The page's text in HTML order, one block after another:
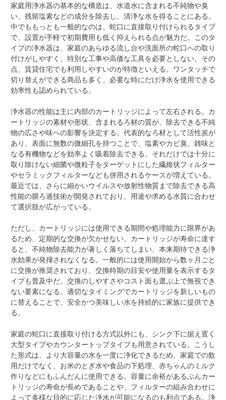
家庭用浄水器の基本的な構造は、水道水に含まれる不純物や臭
い、残留塩素などの成分を除去し、清浄な水を得ることにある。
中でももっとも一般的なのは、蛇口に直接取り付けられるタイプ
で、設置が手軽で初期費用も低く抑えられる点が魅力だ。このタ
イプの浄水器は、家庭のあらゆる流し台や洗面所の蛇口への取り
付けがしやすく、特別な工事や高価な工具を必要としない。その
点、賃貸住宅でも利用しやすいのが特徴といえる。ワンタッチで
切り替えができる商品も多く、必要な時にだけ浄水を使用できる
効率性も認められている。
浄水器の性能は主に内部のカートリッジによって左右される。カ
ートリッジの素材や形状、含まれるろ材の質が、除去できる不純
物の広さや味への影響を決定する。代表的なろ材として活性炭が
あり、表面に無数の微細孔を持つことで、塩素やカビ臭、雑味と
なる有機物などを効率よく吸着除去できる。それだけでは十分に
取り除けない細菌や微粒子をターゲットにした繊維状フィルター
やセラミックフィルターなども併用されるケースが増えている。
最近では、さらに細かいウイルスや放射性物質まで除去できる高
性能の膜ろ過技術が開発されており、用途や求める水質に合わせ
て選択肢が広がっている。
ただし、カートリッジには使用できる期間や処理能力に限界があ
るため、定期的な交換が欠かせない。カートリッジが寿命に達す
ると、不純物除去能力が著しく落ちてしまい、本来期待できる浄
水効果が発揮されなくなる。一般的には使用開始から数ヶ月ごと
に交換が推奨されており、交換時期の目安や使用量を表示するタ
イプも普及中だ。交換のしやすさやコスト面も選ぶ上で無視でき
ない要素になる。適切なタイミングでカートリッジを新しいもの
に替えることで、安全かつ美味しい水を持続的に家族に提供でき
る。
家庭の蛇口に直接取り付ける方式以外にも、シンク下に据え置く
大型タイプやカウンタートップタイプも用意されている。こうし
た形式は、より大容量の水を一度に浄化できるため、家庭での飲
用だけでなく、お米のとぎ水や食品の下処理、赤ちゃんのミルク
作りなどにもふんだんに使用できる。容量に余裕があるぶんカー
トリッジの寿命が長めであることや、フィルターの組み合わせに
よって多様な目的に応じた浄水が可能になるのも利点である。浄